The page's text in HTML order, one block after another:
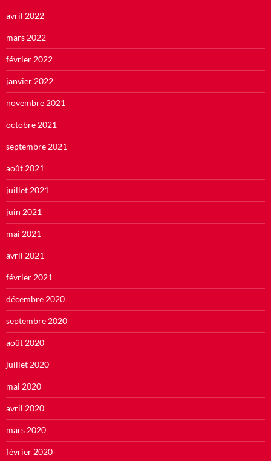
avril 2022
mars 2022
février 2022
janvier 2022
novembre 2021
octobre 2021
septembre 2021
août 2021
juillet 2021
juin 2021
mai 2021
avril 2021
février 2021
décembre 2020
septembre 2020
août 2020
juillet 2020
mai 2020
avril 2020
mars 2020
février 2020